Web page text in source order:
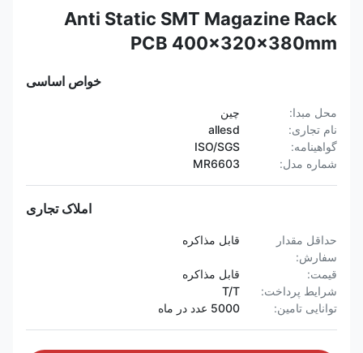
Anti Static SMT Magazine Rack
PCB 400x320x380mm
خواص اساسی
محل مبدا:
چین
نام تجاری:
allesd
گواهینامه:
ISO/SGS
شماره مدل:
MR6603
املاک تجاری
حداقل مقدار
سفارش:
قابل مذاکره
قیمت:
قابل مذاکره
شرایط پرداخت:
T/T
توانایی تامین:
5000 عدد در ماه